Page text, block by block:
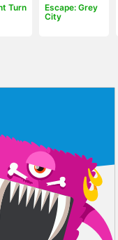
Turn
Escape: Grey
City